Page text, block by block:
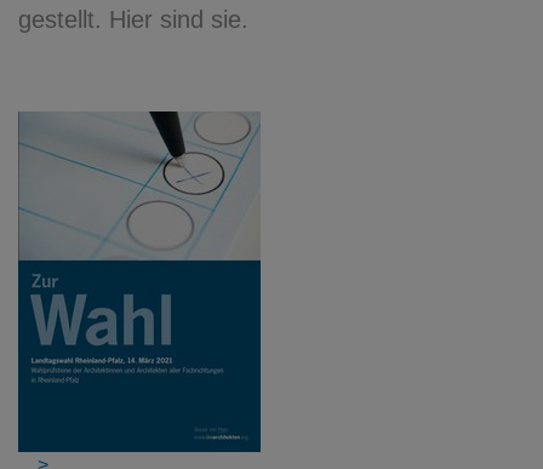
gestellt. Hier sind sie.